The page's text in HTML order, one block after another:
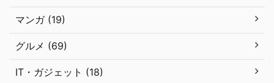
マンガ (19)
グルメ (69)
IT・ガジェット (18)